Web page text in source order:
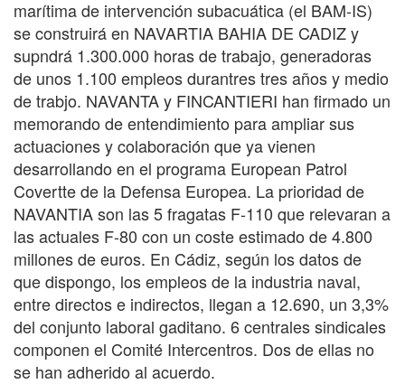
marítima de intervención subacuática (el BAM-IS)
se construirá en NAVARTIA BAHIA DE CADIZ y
supndrá 1.300.000 horas de trabajo, generadoras
de unos 1.100 empleos durantres tres años y medio
de trabjo. NAVANTA y FINCANTIERI han firmado un
memorando de entendimiento para ampliar sus
actuaciones y colaboración que ya vienen
desarrollando en el programa European Patrol
Covertte de la Defensa Europea. La prioridad de
NAVANTIA son las 5 fragatas F-110 que relevaran a
las actuales F-80 con un coste estimado de 4.800
millones de euros. En Cádiz, según los datos de
que dispongo, los empleos de la industria naval,
entre directos e indirectos, llegan a 12.690, un 3,3%
del conjunto laboral gaditano. 6 centrales sindicales
componen el Comité Intercentros. Dos de ellas no
se han adherido al acuerdo.